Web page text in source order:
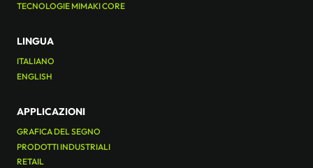
TECNOLOGIE MIMAKI CORE
LINGUA
ITALIANO
ENGLISH
APPLICAZIONI
GRAFICA DEL SEGNO
PRODOTTI INDUSTRIALI
RETAIL